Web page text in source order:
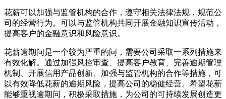
花薪可以加强与监管机构的合作，遵守相关法律法规，规范公
司的经营行为。可以与监管机构共同开展金融知识宣传活动，
提高客户的金融意识和风险意识。
花薪逾期问是一个较为严重的问，需要公司采取一系列措施来
有效化解。通过加强风控审查、提高客户教育、完善逾期管理
机制、开展信用产品创新、加强与监管机构的合作等措施，可
以有效降低花薪的逾期风险，提高公司的稳健经营。希望花薪
能够重视逾期问，积极采取措施，为公司的可持续发展创造更